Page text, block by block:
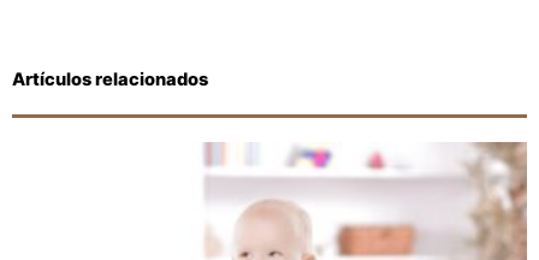
Artículos relacionados